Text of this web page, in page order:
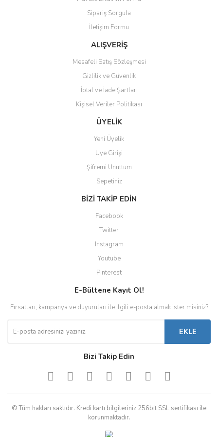
Ürün bilgilerinde hatalar bulunuyor.
Ürün fiyatı diğer sitelerden daha pahalı.
Bu ürüne benzer farklı alternatifler olmalı.
Gönder
Sipariş Sorgula
İletişim Formu
ALIŞVERİŞ
Mesafeli Satış Sözleşmesi
Gizlilik ve Güvenlik
İptal ve İade Şartları
Kişisel Veriler Politikası
ÜYELİK
Yeni Üyelik
Üye Girişi
Şifremi Unuttum
Sepetiniz
BİZİ TAKİP EDİN
Facebook
Twitter
Instagram
Youtube
Pinterest
E-Bültene Kayıt Ol!
Fırsatları, kampanya ve duyuruları ile ilgili e-posta almak ister misiniz?
EKLE
Bizi Takip Edin
© Tüm hakları saklıdır. Kredi kartı bilgileriniz 256bit SSL sertifikası ile
korunmaktadır.